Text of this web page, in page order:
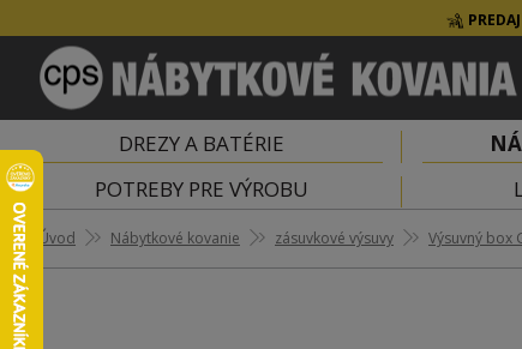
DREZY A BATÉRIE
POTREBY PRE VÝROBU
Úvod Nábytkové kovanie zásuvkové výsuvy Výsuvný box